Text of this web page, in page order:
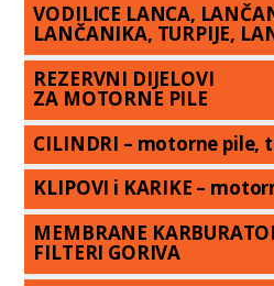
VODILICE LANCA,
LANČANIKA, TURPIJE,
REZERVNI DIJELOVI
ZA MOTORNE PILE
CILINDRI – motorne pile,
KLIPOVI i KARIKE –
MEMBRANE
FILTERI GORIVA